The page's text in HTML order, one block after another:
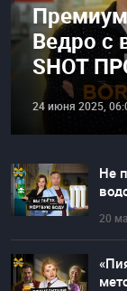
Ведро с
SHOT
24 июня 2025,
Не
20